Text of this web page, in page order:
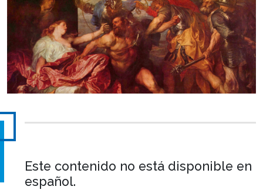
Este contenido no está disponible en
español.